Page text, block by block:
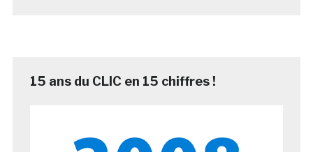
15 ans du CLIC en 15 chiffres !